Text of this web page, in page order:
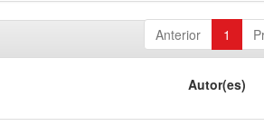
Anterior 1
Autor(es)